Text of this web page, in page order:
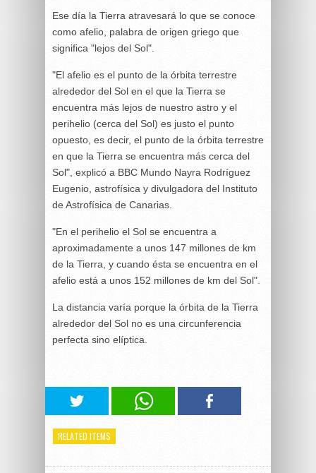
Ese día la Tierra atravesará lo que se conoce
como afelio, palabra de origen griego que
significa "lejos del Sol".
"El afelio es el punto de la órbita terrestre
alrededor del Sol en el que la Tierra se
encuentra más lejos de nuestro astro y el
perihelio (cerca del Sol) es justo el punto
opuesto, es decir, el punto de la órbita terrestre
en que la Tierra se encuentra más cerca del
Sol", explicó a BBC Mundo Nayra Rodríguez
Eugenio, astrofísica y divulgadora del Instituto
de Astrofísica de Canarias.
"En el perihelio el Sol se encuentra a
aproximadamente a unos 147 millones de km
de la Tierra, y cuando ésta se encuentra en el
afelio está a unos 152 millones de km del Sol".
La distancia varía porque la órbita de la Tierra
alrededor del Sol no es una circunferencia
perfecta sino elíptica.
RELATED ITEMS